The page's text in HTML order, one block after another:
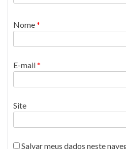
Nome*
E-mail*
Site
Salvar meus dados neste